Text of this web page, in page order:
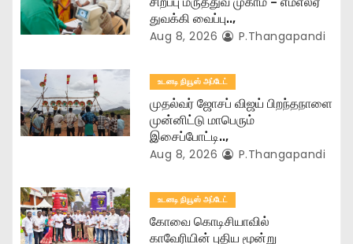
i
o
n
துவக்கி வைப்பு..,
Aug 8, 2026 P.Thangapandi
உடனடி நியூஸ் அப்டேட்
முதல்வர் ஜோசப் விஜய் பிறந்தநாளை
முன்னிட்டு மாபெரும்
இசைப்போட்டி..,
Aug 8, 2026 P.Thangapandi
உடனடி நியூஸ் அப்டேட்
கோவை கொடிசியாவில்
காவேரியின் புதிய மூன்று